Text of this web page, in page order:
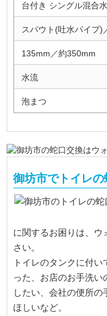
台付き シングル混合
スパウト(吐水パイプ)
135mm／約350mm
水流
泡まつ
御坊市でトイレ
に関するお困りは、ウ
さい。
トイレのタンクに付
った、お店のお手洗い
したい、会社の便所の
ほしいなど。